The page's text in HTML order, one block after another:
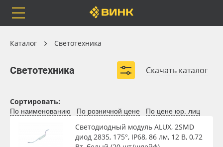
Каталог
Весь каталог
Рулонные материалы
Каталог Светотехника
Светотехника Скачать каталог
Каталог
Светодиодные ленты
Светодиодные линейки
Световые панели
Светодиодные пиксели
Сортировать:
По наименованию По розничной цене По цене юр. лиц
Светодиодный модуль ALUX, 2SMD
диод 2835, 175°, IP68, 86 лм, 12 В, 0,72